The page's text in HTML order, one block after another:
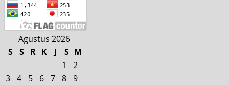
Agustus 2026
S
S R K J S M
1
2
3 4 5 6 7 8 9